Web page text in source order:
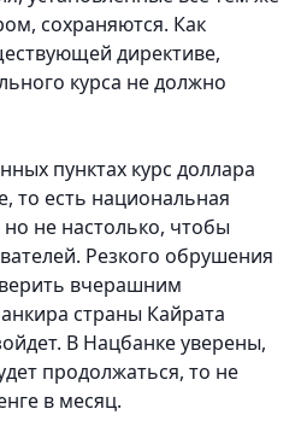
сохраняются. Как
директиве,
курса не должно
пунктах курс доллара
то есть национальная
не настолько, чтобы
Резкого обрушения
вчерашним
страны Кайрата
В Нацбанке уверены,
продолжаться, то не
в месяц.